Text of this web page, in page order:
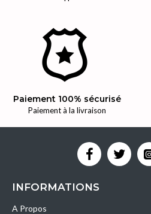
Paiement 100% sécurisé
Paiement à la livraison
INFORMATIONS
A Propos